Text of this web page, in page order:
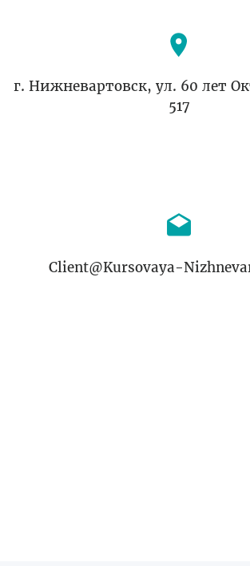
г. Нижневартовск, ул. 60 лет
517
Client@Kursovaya-